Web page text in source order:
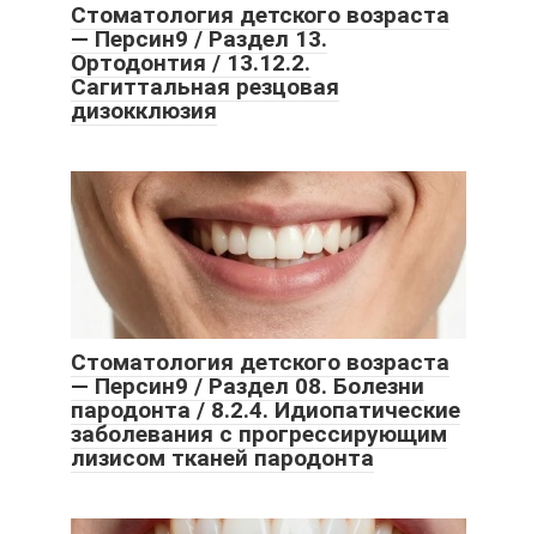
Стоматология детского возраста
— Персин9 / Раздел 13.
Ортодонтия / 13.12.2.
Сагиттальная резцовая
дизокклюзия
Стоматология детского возраста
— Персин9 / Раздел 08. Болезни
пародонта / 8.2.4. Идиопатические
заболевания с прогрессирующим
лизисом тканей пародонта